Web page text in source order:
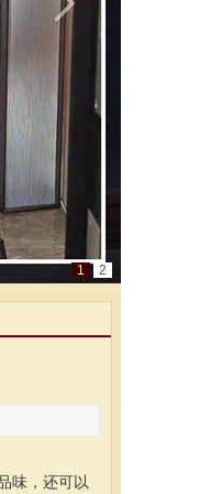
1 2
味，还可以